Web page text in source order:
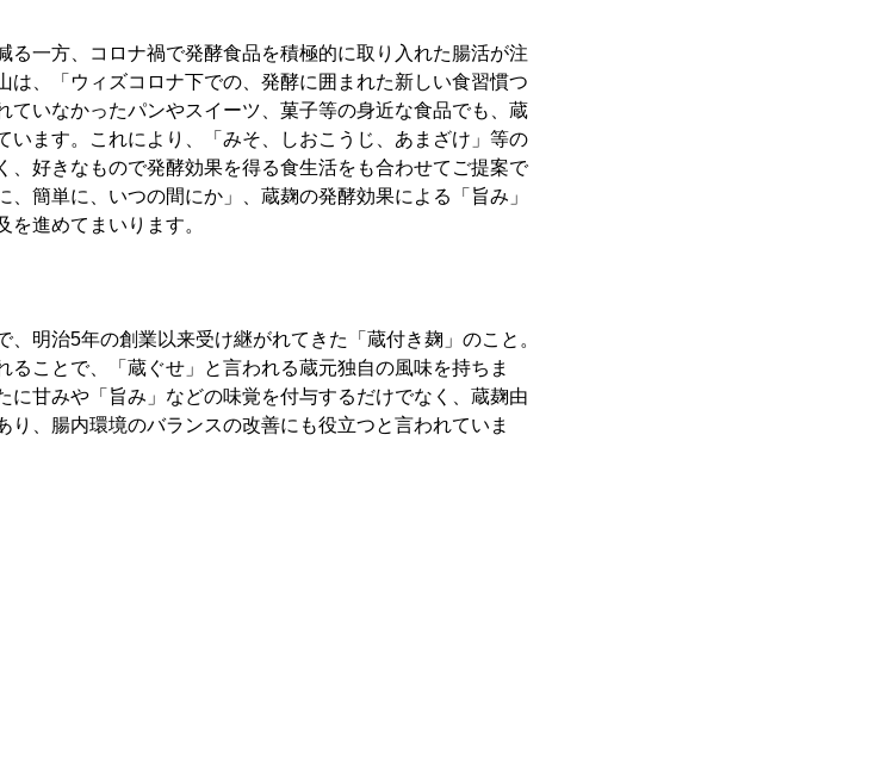
る一方、コロナ禍で発酵食品を積極的に取り入れた腸活が注
は、「ウィズコロナ下での、発酵に囲まれた新しい食習慣つ
ていなかったパンやスイーツ、菓子等の身近な食品でも、蔵
います。これにより、「みそ、しおこうじ、あまざけ」等の
、好きなもので発酵効果を得る食生活をも合わせてご提案で
簡単に、いつの間にか」、蔵麹の発酵効果による「旨み」
進めてまいります。
明治5年の創業以来受け継がれてきた「蔵付き麹」のこと。
ことで、「蔵ぐせ」と言われる蔵元独自の風味を持ちま
に甘みや「旨み」などの味覚を付与するだけでなく、蔵麹由
、腸内環境のバランスの改善にも役立つと言われていま